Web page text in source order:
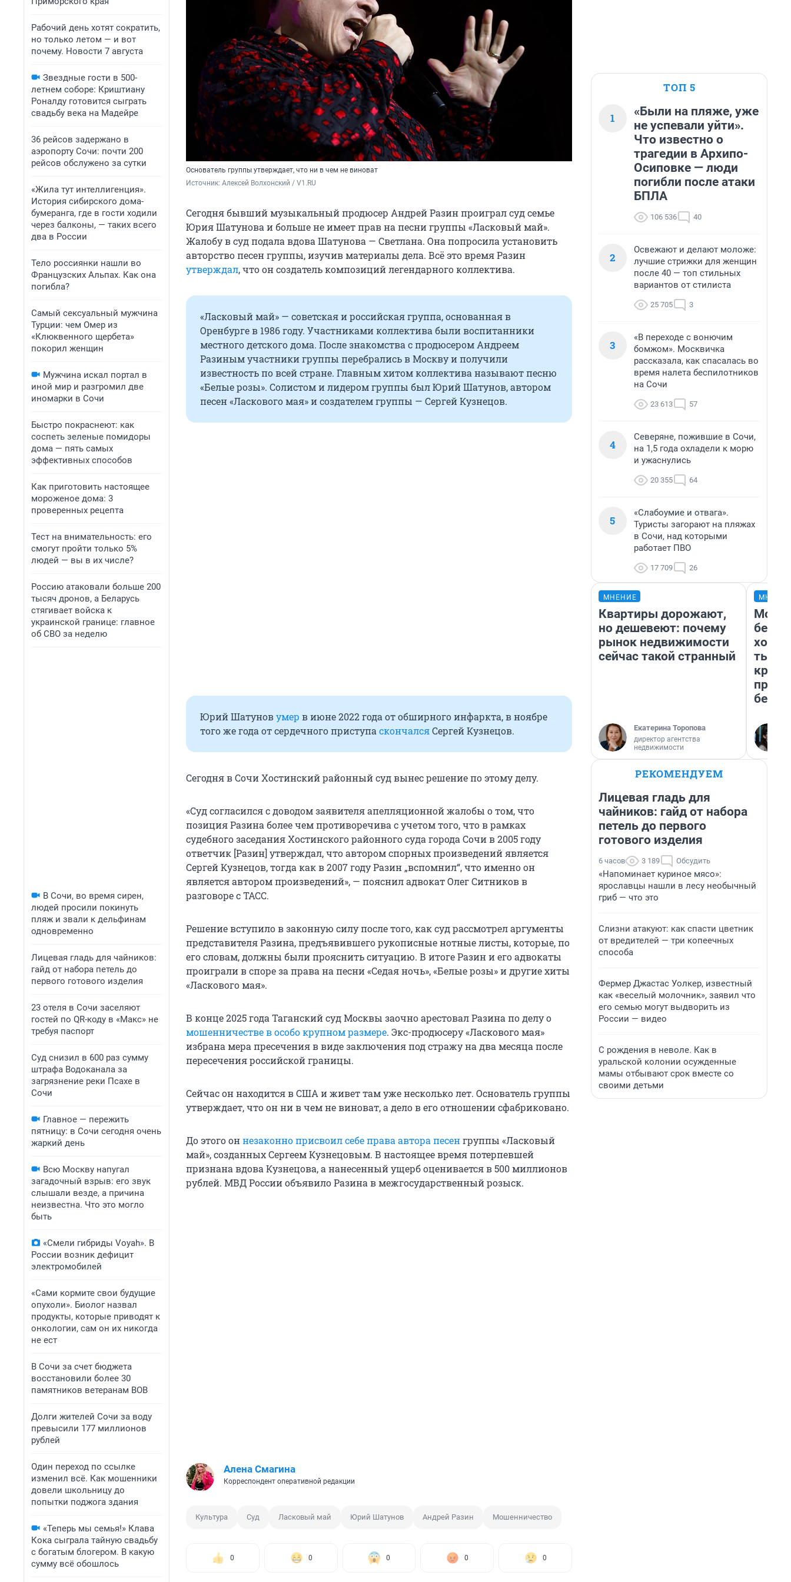
Рабочий день хотят сократить,
но только летом — и вот
почему. Новости 7 августа
Звездные гости в 500-
летнем соборе: Криштиану
Роналду готовится сыграть
свадьбу века на Мадейре
36 рейсов задержано в
аэропорту Сочи: почти 200
рейсов обслужено за сутки
«Жила тут интеллигенция».
История сибирского дома-
бумеранга, где в гости ходили
через балконы, — таких всего
два в России
Тело россиянки нашли во
Французских Альпах. Как она
погибла?
Самый сексуальный мужчина
Турции: чем Омер из
«Клюквенного щербета»
покорил женщин
Мужчина искал портал в
иной мир и разгромил две
иномарки в Сочи
Быстро покраснеют: как
соспеть зеленые помидоры
дома — пять самых
эффективных способов
Как приготовить настоящее
мороженое дома: 3
проверенных рецепта
Тест на внимательность: его
смогут пройти только 5%
людей — вы в их числе?
Россию атаковали больше 200
тысяч дронов, а Беларусь
стягивает войска к
украинской границе: главное
об СВО за неделю
В Сочи, во время сирен,
людей просили покинуть
пляж и звали к дельфинам
одновременно
Лицевая гладь для чайников:
гайд от набора петель до
первого готового изделия
23 отеля в Сочи заселяют
гостей по QR-коду в «Макс» не
требуя паспорт
Суд снизил в 600 раз сумму
штрафа Водоканала за
загрязнение реки Псахе в
Сочи
Главное — пережить
пятницу: в Сочи сегодня очень
жаркий день
Всю Москву напугал
загадочный взрыв: его звук
слышали везде, а причина
неизвестна. Что это могло
быть
«Смели гибриды Voyah». В
России возник дефицит
электромобилей
«Сами кормите свои будущие
опухоли». Биолог назвал
продукты, которые приводят к
онкологии, сам он их никогда
не ест
В Сочи за счет бюджета
восстановили более 30
памятников ветеранам ВОВ
Долги жителей Сочи за воду
превысили 177 миллионов
рублей
Один переход по ссылке
изменил всё. Как мошенники
довели школьницу до
попытки поджога здания
«Теперь мы семья!» Клава
Кока сыграла тайную свадьбу
с богатым блогером. В какую
сумму всё обошлось
Основатель группы утверждает, что ни в чем не виноват
Источник: Алексей Волхонский / V1.RU
Сегодня бывший музыкальный продюсер Андрей Разин проиграл суд семье
Юрия Шатунова и больше не имеет прав на песни группы «Ласковый май».
Жалобу в суд подала вдова Шатунова — Светлана. Она попросила установить
авторство песен группы, изучив материалы дела. Всё это время Разин
утверждал, что он создатель композиций легендарного коллектива.
«Ласковый май» — советская и российская группа, основанная в
Оренбурге в 1986 году. Участниками коллектива были воспитанники
местного детского дома. После знакомства с продюсером Андреем
Разиным участники группы перебрались в Москву и получили
известность по всей стране. Главным хитом коллектива называют песню
«Белые розы». Солистом и лидером группы был Юрий Шатунов, автором
песен «Ласкового мая» и создателем группы — Сергей Кузнецов.
Юрий Шатуновумер в июне 2022 года от обширного инфаркта, в ноябре
того же года от сердечного приступа скончалсяСергей Кузнецов.
Сегодня в Сочи Хостинский районный суд вынес решение по этому делу.
«Суд согласился с доводом заявителя апелляционной жалобы о том, что
позиция Разина более чем противоречива с учетом того, что в рамках
судебного заседания Хостинского районного суда города Сочи в 2005 году
ответчик [Разин] утверждал, что автором спорных произведений является
Сергей Кузнецов, тогда как в 2007 году Разин „вспомнил“, что именно он
является автором произведений», — пояснил адвокат Олег Ситников в
разговоре с ТАСС.
Решение вступило в законную силу после того, как суд рассмотрел аргументы
представителя Разина, предъявившего рукописные нотные листы, которые, по
его словам, должны были прояснить ситуацию. В итоге Разин и его адвокаты
проиграли в споре за права на песни «Седая ночь», «Белые розы» и другие хиты
«Ласкового мая».
В конце 2025 года Таганский суд Москвы заочно арестовал Разина по делу о
мошенничестве в особо крупном размере. Экс-продюсеру «Ласкового мая»
избрана мера пресечения в виде заключения под стражу на два месяца после
пересечения российской границы.
Сейчас он находится в США и живет там уже несколько лет. Основатель группы
утверждает, что он ни в чем не виноват, а дело в его отношении сфабриковано.
До этого оннезаконно присвоил себе права автора песенгруппы «Ласковый
май», созданных Сергеем Кузнецовым. В настоящее время потерпевшей
признана вдова Кузнецова, а нанесенный ущерб оценивается в 500 миллионов
рублей. МВД России объявило Разина в межгосударственный розыск.
Алена Смагина
Корреспондент оперативной редакции
Культура Суд Ласковый май Юрий Шатунов Андрей Разин Мошенничество
0 0 0 0 0
ТОП 5
1
«Были на пляже, уже
не успевали уйти».
Что известно о
трагедии в Архипо-
Осиповке — люди
погибли после атаки
БПЛА
106 536 40
2
Освежают и делают моложе:
лучшие стрижки для женщин
после 40 — топ стильных
вариантов от стилиста
25 705 3
3
«В переходе с вонючим
бомжом». Москвичка
рассказала, как спасалась во
время налета беспилотников
на Сочи
23 613 57
4
Северяне, пожившие в Сочи,
на 1,5 года охладели к морю
и ужаснулись
20 355 64
5
«Слабоумие и отвага».
Туристы загорают на пляжах
в Сочи, над которыми
работает ПВО
17 709 26
МНЕНИЕ
Квартиры дорожают,
но дешевеют: почему
рынок недвижимости
сейчас такой странный
Екатерина Торопова
директор агентства
недвижимости
Мой
РЕКОМЕНДУЕМ
Лицевая гладь для
чайников: гайд от набора
петель до первого
готового изделия
6 часов 3 189 Обсудить
«Напоминает куриное мясо»:
ярославцы нашли в лесу необычный
гриб — что это
Слизни атакуют: как спасти цветник
от вредителей — три копеечных
способа
Фермер Джастас Уолкер, известный
как «веселый молочник», заявил что
его семью могут выдворить из
России — видео
С рождения в неволе. Как в
уральской колонии осужденные
мамы отбывают срок вместе со
своими детьми